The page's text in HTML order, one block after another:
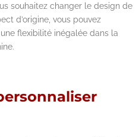
souhaitez changer le design de
d’origine, vous pouvez
flexibilité inégalée dans la